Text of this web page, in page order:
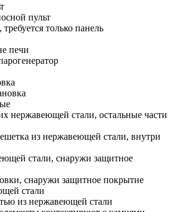
пульт
только панель
печи
нержавеющей стали, остальные части
из нержавеющей стали, внутри
стали, снаружи защитное
снаружи защитное покрытие
стали
из нержавеющей стали